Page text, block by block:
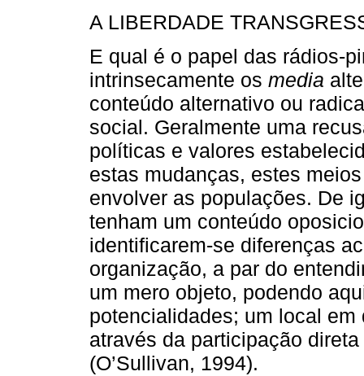
A LIBERDADE
E qual é o papel das rádios-
intrinsecamente os media
conteúdo alternativo ou
social. Geralmente uma
políticas e valores
estas mudanças, estes
envolver as populações. De
tenham um conteúdo
identificarem-se diferenças
organização, a par do
um mero objeto, podendo
potencialidades; um local
através da participação
(O’Sullivan, 1994).